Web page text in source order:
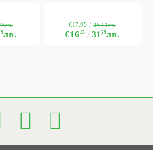
лв. €1615 3159лв.
€17.95 35.11лв.